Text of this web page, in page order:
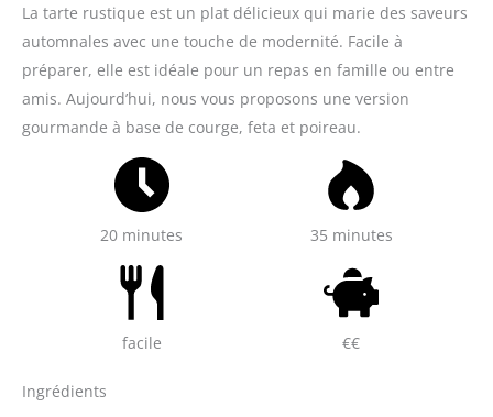
La tarte rustique est un plat délicieux qui marie des saveurs
automnales avec une touche de modernité. Facile à
préparer, elle est idéale pour un repas en famille ou entre
amis. Aujourd’hui, nous vous proposons une version
gourmande à base de courge, feta et poireau.
20 minutes 35 minutes
facile €€
Ingrédients